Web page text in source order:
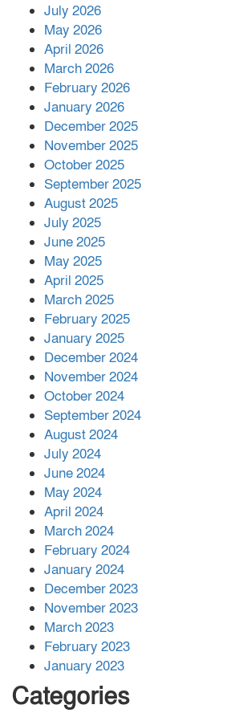
পর ফোন তারেক
সহায়তা দিলেন
July 2026
May 2026
April 2026
March 2026
February 2026
January 2026
December 2025
November 2025
October 2025
September 2025
August 2025
July 2025
June 2025
May 2025
April 2025
March 2025
February 2025
January 2025
December 2024
November 2024
October 2024
September 2024
August 2024
July 2024
June 2024
May 2024
April 2024
March 2024
February 2024
January 2024
December 2023
November 2023
March 2023
February 2023
January 2023
Categories